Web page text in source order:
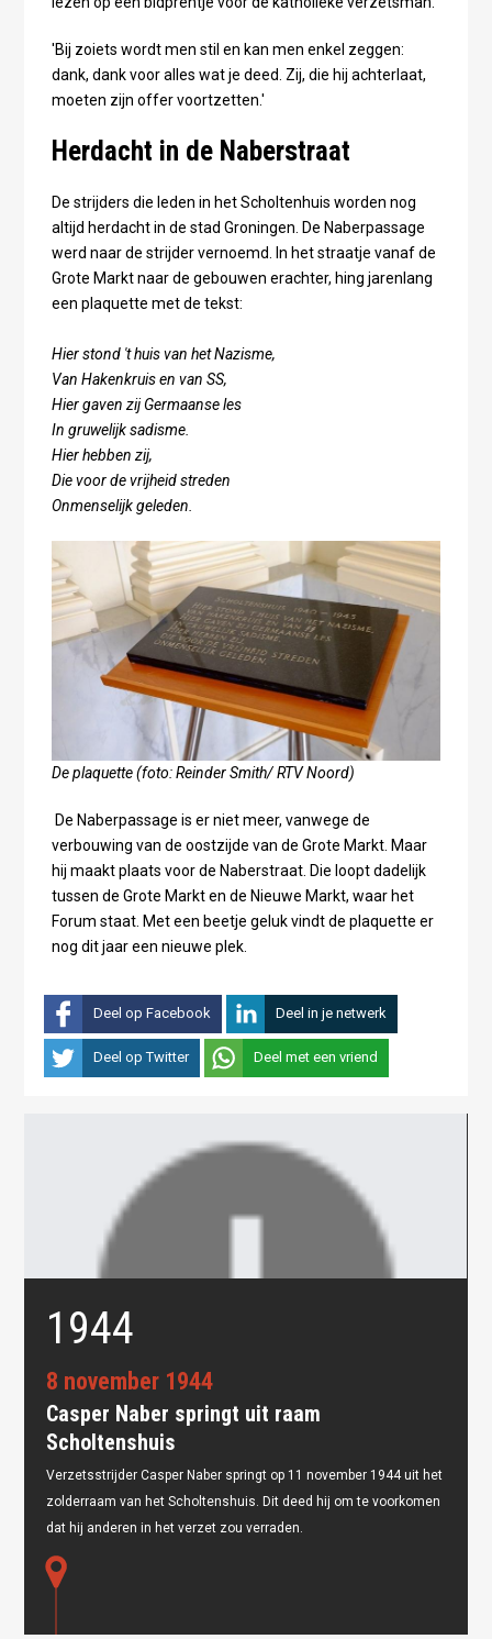
'Bij zoiets wordt men stil en kan men enkel zeggen:
dank, dank voor alles wat je deed. Zij, die hij achterlaat,
moeten zijn offer voortzetten.'
Herdacht in de Naberstraat
De strijders die leden in het Scholtenhuis worden nog
altijd herdacht in de stad Groningen. De Naberpassage
werd naar de strijder vernoemd. In het straatje vanaf de
Grote Markt naar de gebouwen erachter, hing jarenlang
een plaquette met de tekst:
Hier stond 't huis van het Nazisme,
Van Hakenkruis en van SS,
Hier gaven zij Germaanse les
In gruwelijk sadisme.
Hier hebben zij,
Die voor de vrijheid streden
Onmenselijk geleden.
De plaquette (foto: Reinder Smith/ RTV Noord)
De Naberpassage is er niet meer, vanwege de
verbouwing van de oostzijde van de Grote Markt. Maar
hij maakt plaats voor de Naberstraat. Die loopt dadelijk
tussen de Grote Markt en de Nieuwe Markt, waar het
Forum staat. Met een beetje geluk vindt de plaquette er
nog dit jaar een nieuwe plek.
Deel op Facebook Deel in je netwerk
Deel op Twitter Deel met een vriend
Oops! Something went
wrong.
1944
8 november 1944
Casper Naber springt uit raam
Scholtenshuis
Verzetsstrijder Casper Naber springt op 11 november 1944 uit het
zolderraam van het Scholtenshuis. Dit deed hij om te voorkomen
dat hij anderen in het verzet zou verraden.